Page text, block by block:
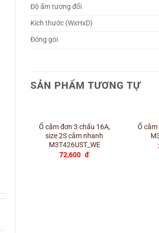
Độ ẩm tương đối
Kích thước (WxHxD)
Đóng gói
SẢN PHẨM TƯƠNG TỰ
Ổ cắm đơn 3 chấu 16A,
size 2S cắm nhanh
M3T426UST_WE
72,600 đ
Ổ